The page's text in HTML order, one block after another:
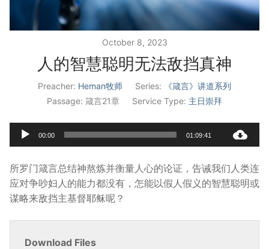
属灵书籍
聚会信息
关于我们
October 8, 2023
人的智慧聪明无法敌挡真神
Preacher: Heman牧师 Series:
《箴言》讲道系列
Passage: 箴言21章 Service Type: 主日崇拜
Audio
Player
00:00 01:09:41
所罗门箴言总结神熬炼并衡量人心的论证，告诫我们人类连
应对争吵妇人的能力都没有，怎能以假人假义的智慧聪明或
谋略来敌挡主基督耶稣呢？
Download Files